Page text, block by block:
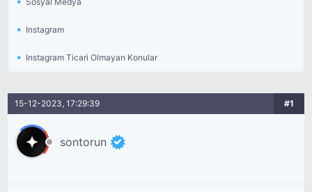
Instagram
Instagram Ticari Olmayan Konular
15-12-2023, 17:29:39 #1
sontorun